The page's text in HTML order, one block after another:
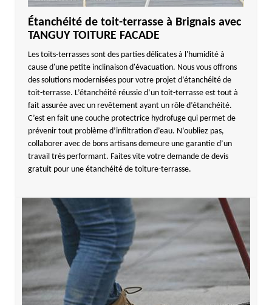
Étanchéité de toit-terrasse à Brignais avec
TANGUY TOITURE FACADE
Les toits-terrasses sont des parties délicates à l'humidité à
cause d'une petite inclinaison d'évacuation. Nous vous offrons
des solutions modernisées pour votre projet d’étanchéité de
toit-terrasse. L’étanchéité réussie d’un toit-terrasse est tout à
fait assurée avec un revêtement ayant un rôle d’étanchéité.
C’est en fait une couche protectrice hydrofuge qui permet de
prévenir tout problème d’infiltration d’eau. N’oubliez pas,
collaborer avec de bons artisans demeure une garantie d’un
travail très performant. Faites vite votre demande de devis
gratuit pour une étanchéité de toiture-terrasse.